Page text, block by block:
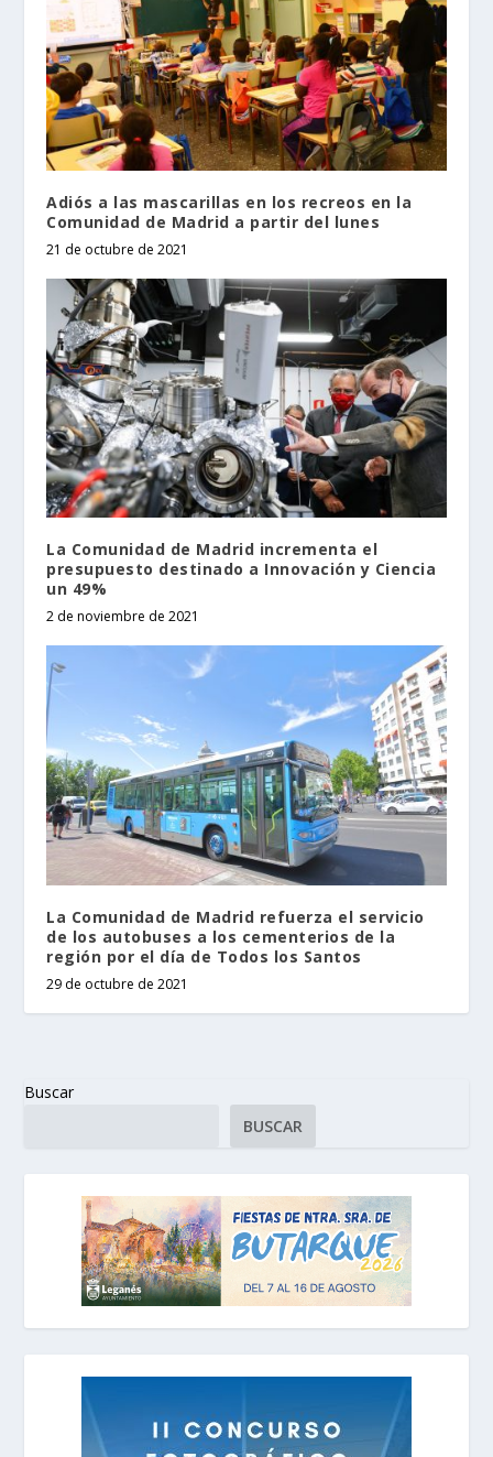
Adiós a las mascarillas en los recreos en la
Comunidad de Madrid a partir del lunes
21 de octubre de 2021
La Comunidad de Madrid incrementa el
presupuesto destinado a Innovación y Ciencia
un 49%
2 de noviembre de 2021
La Comunidad de Madrid refuerza el servicio
de los autobuses a los cementerios de la
región por el día de Todos los Santos
29 de octubre de 2021
Buscar
BUSCAR